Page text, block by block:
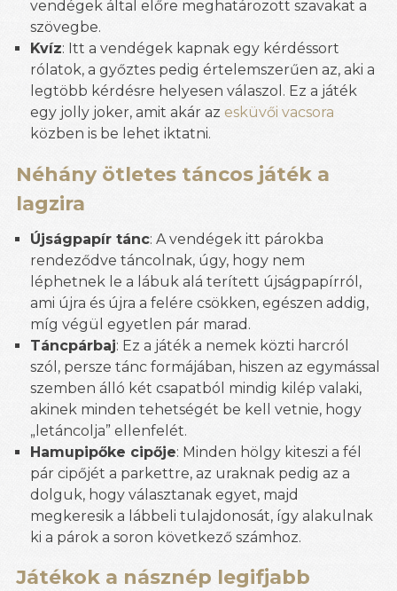
vendégek által előre meghatározott szavakat a
szövegbe.
Kvíz: Itt a vendégek kapnak egy kérdéssort
rólatok, a győztes pedig értelemszerűen az, aki a
legtöbb kérdésre helyesen válaszol. Ez a játék
egy jolly joker, amit akár az esküvői vacsora
közben is be lehet iktatni.
Néhány ötletes táncos játék a
lagzira
Újságpapír tánc: A vendégek itt párokba
rendeződve táncolnak, úgy, hogy nem
léphetnek le a lábuk alá terített újságpapírról,
ami újra és újra a felére csökken, egészen addig,
míg végül egyetlen pár marad.
Táncpárbaj: Ez a játék a nemek közti harcról
szól, persze tánc formájában, hiszen az egymással
szemben álló két csapatból mindig kilép valaki,
akinek minden tehetségét be kell vetnie, hogy
„letáncolja” ellenfelét.
Hamupipőke cipője: Minden hölgy kiteszi a fél
pár cipőjét a parkettre, az uraknak pedig az a
dolguk, hogy választanak egyet, majd
megkeresik a lábbeli tulajdonosát, így alakulnak
ki a párok a soron következő számhoz.
Játékok a násznép legifjabb